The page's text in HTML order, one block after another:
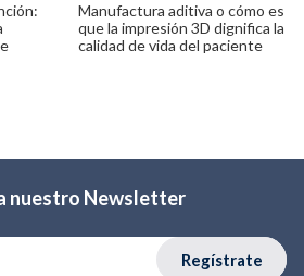
Manufactura aditiva o cómo es
que la impresión 3D dignifica la
calidad de vida del paciente
nuestro Newsletter
Regístrate